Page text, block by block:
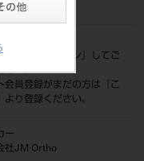
格
確認は『
ログイン
』してご
さい。
会員登録がまだの方は『
こ
』より登録ください。
ー
社JM Ortho